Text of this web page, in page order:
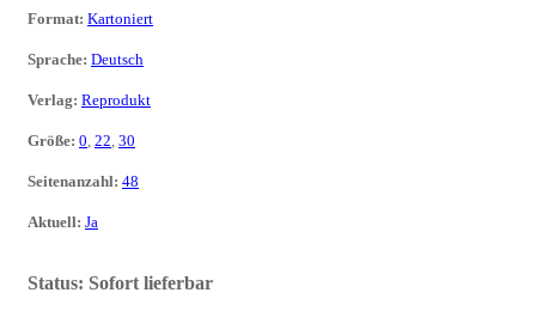
Format: Kartoniert
Sprache: Deutsch
Verlag: Reprodukt
Größe: 0, 22, 30
Seitenanzahl: 48
Aktuell: Ja
Status: Sofort lieferbar